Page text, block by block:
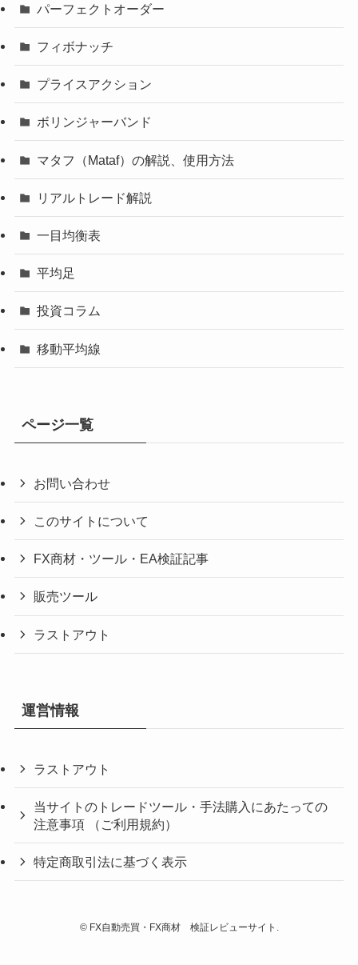
パーフェクトオーダー
フィボナッチ
プライスアクション
ボリンジャーバンド
マタフ（Mataf）の解説、使用方法
リアルトレード解説
一目均衡表
平均足
投資コラム
移動平均線
ページ一覧
お問い合わせ
このサイトについて
FX商材・ツール・EA検証記事
販売ツール
ラストアウト
運営情報
ラストアウト
当サイトのトレードツール・手法購入にあたっての
注意事項 （ご利用規約）
特定商取引法に基づく表示
©FX自動売買・FX商材 検証レビューサイト.